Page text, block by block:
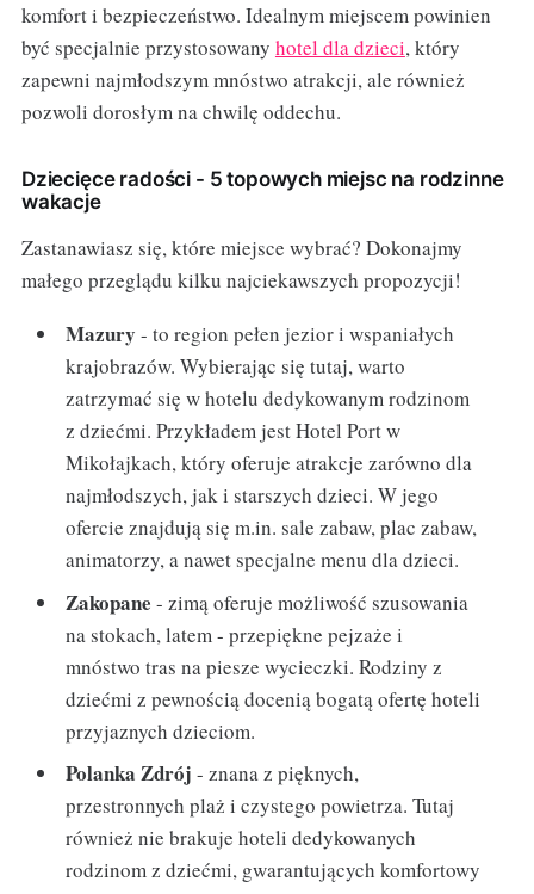
komfort i bezpieczeństwo. Idealnym miejscem powinien
być specjalnie przystosowany hotel dla dzieci, który
zapewni najmłodszym mnóstwo atrakcji, ale również
pozwoli dorosłym na chwilę oddechu.
Dziecięce radości - 5 topowych miejsc na rodzinne
wakacje
Zastanawiasz się, które miejsce wybrać? Dokonajmy
małego przeglądu kilku najciekawszych propozycji!
Mazury - to region pełen jezior i wspaniałych
krajobrazów. Wybierając się tutaj, warto
zatrzymać się w hotelu dedykowanym rodzinom
z dziećmi. Przykładem jest Hotel Port w
Mikołajkach, który oferuje atrakcje zarówno dla
najmłodszych, jak i starszych dzieci. W jego
ofercie znajdują się m.in. sale zabaw, plac zabaw,
animatorzy, a nawet specjalne menu dla dzieci.
Zakopane - zimą oferuje możliwość szusowania
na stokach, latem - przepiękne pejzaże i
mnóstwo tras na piesze wycieczki. Rodziny z
dziećmi z pewnością docenią bogatą ofertę hoteli
przyjaznych dzieciom.
Polanka Zdrój - znana z pięknych,
przestronnych plaż i czystego powietrza. Tutaj
również nie brakuje hoteli dedykowanych
rodzinom z dziećmi, gwarantujących komfortowy